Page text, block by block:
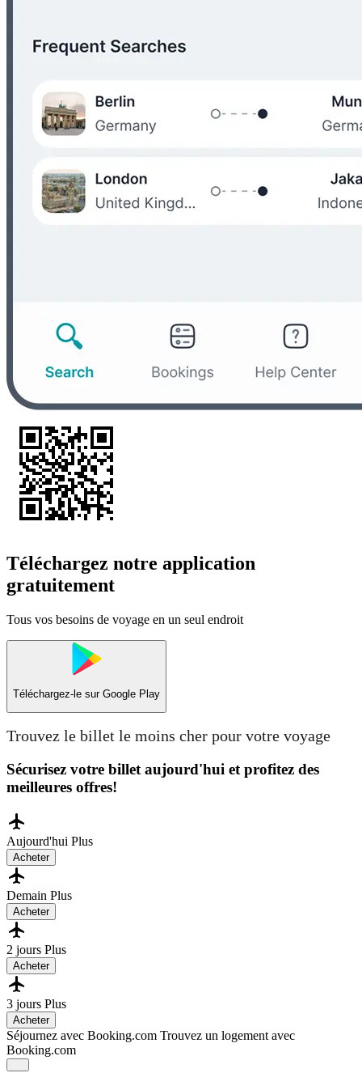
Téléchargez notre application
gratuitement
Tous vos besoins de voyage en un seul endroit
Téléchargez-le sur Google Play
Trouvez le billet le moins cher pour votre voyage
Sécurisez votre billet aujourd'hui et profitez des
meilleures offres!
Aujourd'hui Plus
Acheter
Demain Plus
Acheter
2 jours Plus
Acheter
3 jours Plus
Acheter
Séjournez avec Booking.com Trouvez un logement avec
Booking.com